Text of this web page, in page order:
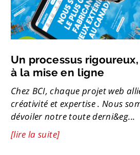
Un processus
à la mise en ligne
Chez BCI, chaque projet web
créativité et expertise . Nous
dévoiler notre toute derni&eg...
[lire la suite]